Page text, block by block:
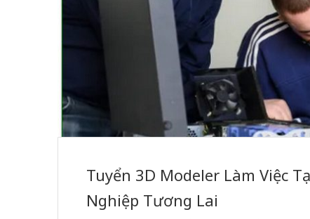
Tuyển 3D Modeler Làm Việc
Nghiệp Tương Lai